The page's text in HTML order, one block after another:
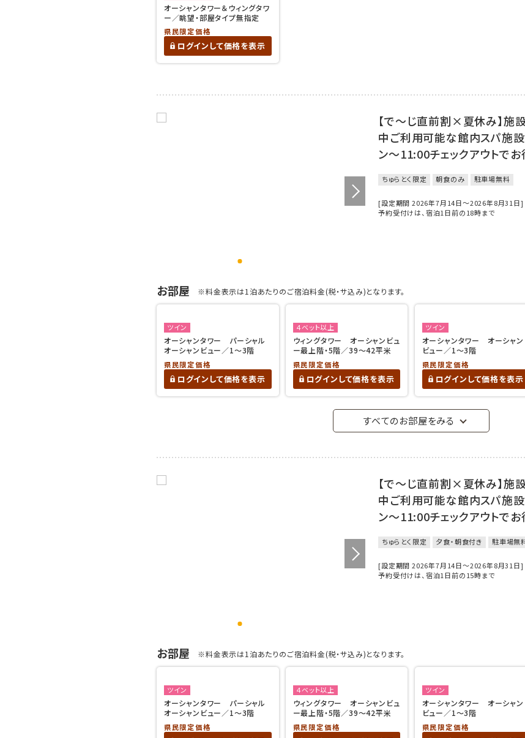
オーシャンタワー＆ウィングタワ
ー／眺望・部屋タイプ無指定
県民限定価格
ログインして価格を表示
【で～じ直前割×夏休み】施
中ご利用可能な館内スパ施
ン～11:00チェックアウトで
ちゅらとく限定 朝食のみ 駐車場無料
[設定期間 2026年7月14日～2026年8月31日]
予約受付けは、宿泊1日前の18時まで
お部屋 ※料金表示は1泊あたりのご宿泊料金(税・サ込み)となります。
ツイン
オーシャンタワー パーシャル
オーシャンビュー／1～3階
県民限定価格
ログインして価格を表示
４ベット以上
ウィングタワー オーシャンビュ
ー最上階・5階／39～42平米
県民限定価格
ログインして価格を表示
ツイン
オーシャンタワー オーシャン
ビュー／1～3階
県民限定価格
ログインして価格を表示
すべてのお部屋をみる
【で～じ直前割×夏休み】施
中ご利用可能な館内スパ施
ン～11:00チェックアウトで
ちゅらとく限定 夕食・朝食付き 駐車場無
[設定期間 2026年7月14日～2026年8月31日]
予約受付けは、宿泊1日前の15時まで
お部屋 ※料金表示は1泊あたりのご宿泊料金(税・サ込み)となります。
ツイン
オーシャンタワー パーシャル
オーシャンビュー／1～3階
県民限定価格
４ベット以上
ウィングタワー オーシャンビュ
ー最上階・5階／39～42平米
県民限定価格
ツイン
オーシャンタワー オーシャン
ビュー／1～3階
県民限定価格